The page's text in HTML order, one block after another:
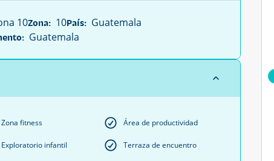
10Zona: 10País: Guatemala
Guatemala
Zona fitness Área de productividad
Exploratorio infantil Terraza de encuentro